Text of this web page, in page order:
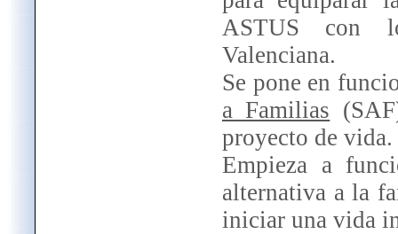
ASTUS con
Valenciana.
Se pone en
a Familias
proyecto de vida.
Empieza a
alternativa a la
iniciar una vida